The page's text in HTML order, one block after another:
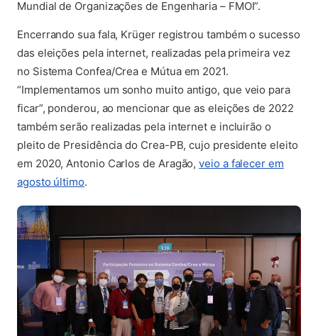
Mundial de Organizações de Engenharia – FMOI”.
Encerrando sua fala, Krüger registrou também o sucesso
das eleições pela internet, realizadas pela primeira vez
no Sistema Confea/Crea e Mútua em 2021.
“Implementamos um sonho muito antigo, que veio para
ficar”, ponderou, ao mencionar que as eleições de 2022
também serão realizadas pela internet e incluirão o
pleito de Presidência do Crea-PB, cujo presidente eleito
em 2020, Antonio Carlos de Aragão,veio a falecer em
agosto último(abre em nova aba)
.